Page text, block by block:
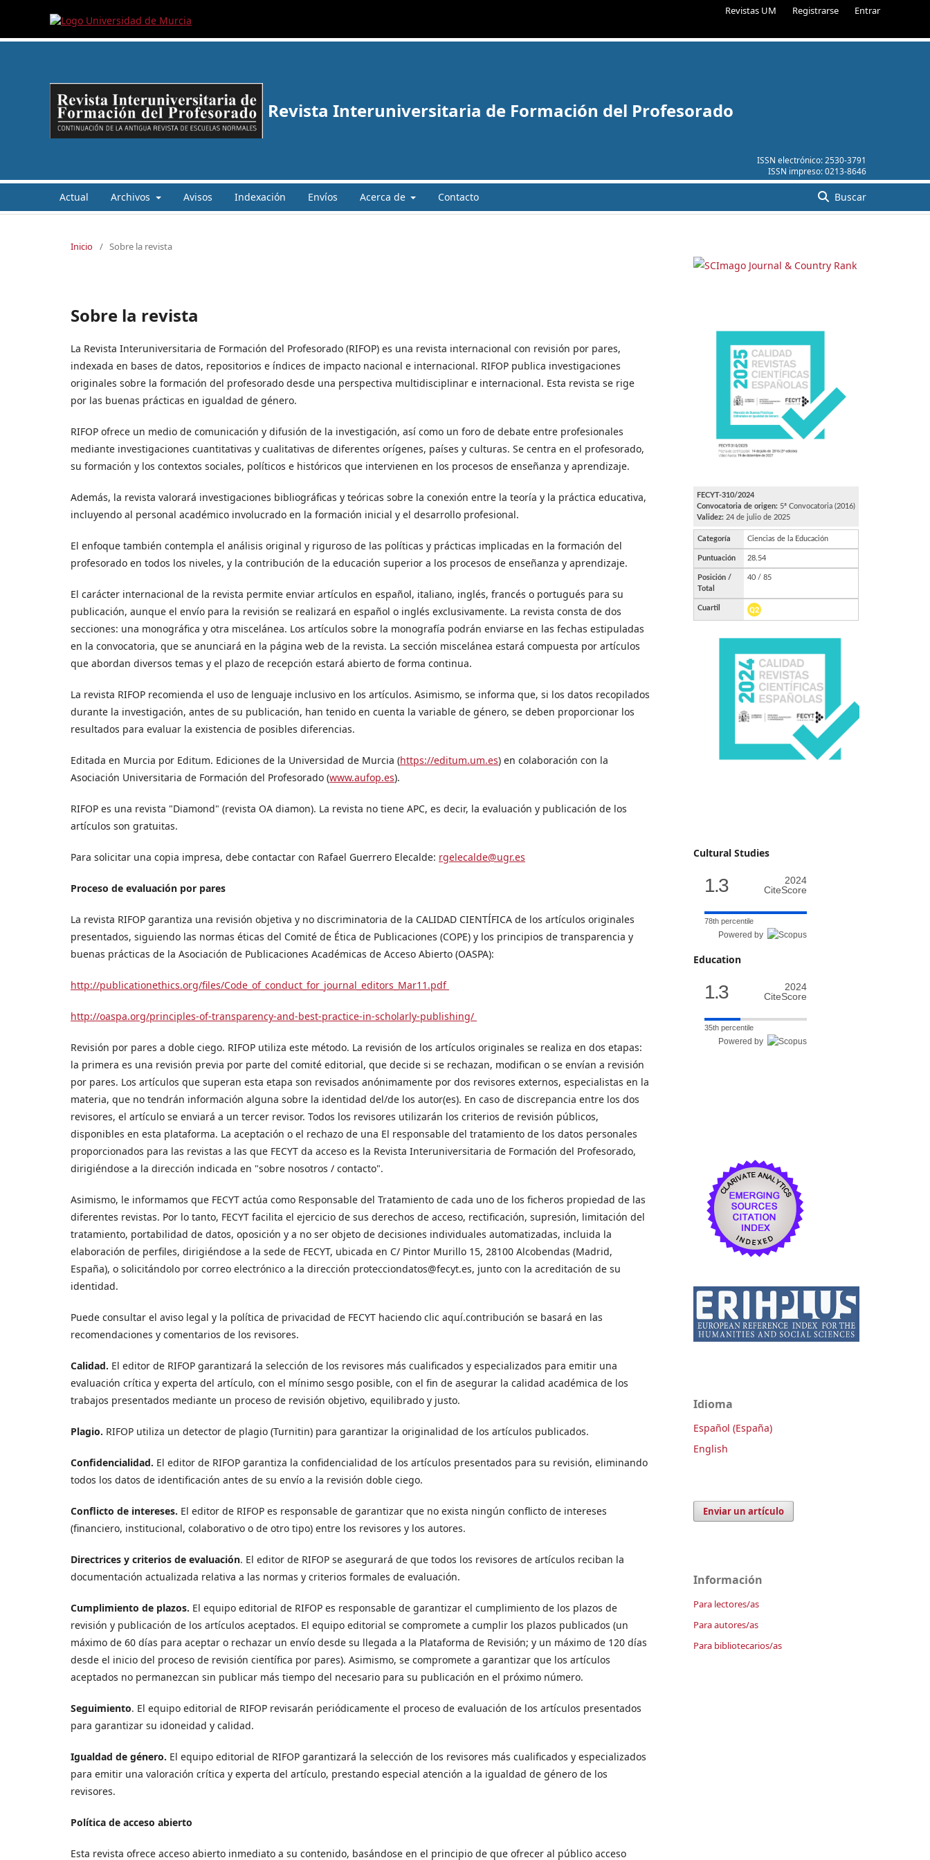
Revistas UM Registrarse Entrar
ISSN electrónico: 2530-3791
ISSN impreso:0213-8646
Revista Interuniversitaria de Formación del Profesorado
Actual Archivos Avisos Indexación Envíos Acerca de Contacto Buscar
Inicio / Sobre la revista
Sobre la revista
La Revista Interuniversitaria de Formación del Profesorado (RIFOP) es una revista internacional con revisión por pares,
indexada en bases de datos, repositorios e índices de impacto nacional e internacional. RIFOP publica investigaciones
originales sobre la formación del profesorado desde una perspectiva multidisciplinar e internacional. Esta revista se rige
por las buenas prácticas en igualdad de género.
RIFOP ofrece un medio de comunicación y difusión de la investigación, así como un foro de debate entre profesionales
mediante investigaciones cuantitativas y cualitativas de diferentes orígenes, países y culturas. Se centra en el profesorado,
su formación y los contextos sociales, políticos e históricos que intervienen en los procesos de enseñanza y aprendizaje.
Además, la revista valorará investigaciones bibliográficas y teóricas sobre la conexión entre la teoría y la práctica educativa,
incluyendo al personal académico involucrado en la formación inicial y el desarrollo profesional.
El enfoque también contempla el análisis original y riguroso de las políticas y prácticas implicadas en la formación del
profesorado en todos los niveles, y la contribución de la educación superior a los procesos de enseñanza y aprendizaje.
El carácter internacional de la revista permite enviar artículos en español, italiano, inglés, francés o portugués para su
publicación, aunque el envío para la revisión se realizará en español o inglés exclusivamente. La revista consta de dos
secciones: una monográfica y otra miscelánea. Los artículos sobre la monografía podrán enviarse en las fechas estipuladas
en la convocatoria, que se anunciará en la página web de la revista. La sección miscelánea estará compuesta por artículos
que abordan diversos temas y el plazo de recepción estará abierto de forma continua.
La revista RIFOP recomienda el uso de lenguaje inclusivo en los artículos. Asimismo, se informa que, si los datos recopilados
durante la investigación, antes de su publicación, han tenido en cuenta la variable de género, se deben proporcionar los
resultados para evaluar la existencia de posibles diferencias.
Editada en Murcia por Editum. Ediciones de la Universidad de Murcia (https://editum.um.es) en colaboración con la
Asociación Universitaria de Formación del Profesorado (www.aufop.es).
RIFOP es una revista "Diamond" (revista OA diamon). La revista no tiene APC, es decir, la evaluación y publicación de los
artículos son gratuitas.
Para solicitar una copia impresa, debe contactar con Rafael Guerrero Elecalde: rgelecalde@ugr.es
Proceso de evaluación por pares
La revista RIFOP garantiza una revisión objetiva y no discriminatoria de la CALIDAD CIENTÍFICA de los artículos originales
presentados, siguiendo las normas éticas del Comité de Ética de Publicaciones (COPE) y los principios de transparencia y
buenas prácticas de la Asociación de Publicaciones Académicas de Acceso Abierto (OASPA):
http://publicationethics.org/files/Code_of_conduct_for_journal_editors_Mar11.pdf
http://oaspa.org/principles-of-transparency-and-best-practice-in-scholarly-publishing/
Revisión por pares a doble ciego. RIFOP utiliza este método. La revisión de los artículos originales se realiza en dos etapas:
la primera es una revisión previa por parte del comité editorial, que decide si se rechazan, modifican o se envían a revisión
por pares. Los artículos que superan esta etapa son revisados ​​anónimamente por dos revisores externos, especialistas en la
materia, que no tendrán información alguna sobre la identidad del/de los autor(es). En caso de discrepancia entre los dos
revisores, el artículo se enviará a un tercer revisor. Todos los revisores utilizarán los criterios de revisión públicos,
disponibles en esta plataforma. La aceptación o el rechazo de una El responsable del tratamiento de los datos personales
proporcionados para las revistas a las que FECYT da acceso es la Revista Interuniversitaria de Formación del Profesorado,
dirigiéndose a la dirección indicada en "sobre nosotros / contacto".
Asimismo, le informamos que FECYT actúa como Responsable del Tratamiento de cada uno de los ficheros propiedad de las
diferentes revistas. Por lo tanto, FECYT facilita el ejercicio de sus derechos de acceso, rectificación, supresión, limitación del
tratamiento, portabilidad de datos, oposición y a no ser objeto de decisiones individuales automatizadas, incluida la
elaboración de perfiles, dirigiéndose a la sede de FECYT, ubicada en C/ Pintor Murillo 15, 28100 Alcobendas (Madrid,
España), o solicitándolo por correo electrónico a la dirección protecciondatos@fecyt.es, junto con la acreditación de su
identidad.
Puede consultar el aviso legal y la política de privacidad de FECYT haciendo clic aquí.contribución se basará en las
recomendaciones y comentarios de los revisores.
Calidad. El editor de RIFOP garantizará la selección de los revisores más cualificados y especializados para emitir una
evaluación crítica y experta del artículo, con el mínimo sesgo posible, con el fin de asegurar la calidad académica de los
trabajos presentados mediante un proceso de revisión objetivo, equilibrado y justo.
Plagio. RIFOP utiliza un detector de plagio (Turnitin) para garantizar la originalidad de los artículos publicados.
Confidencialidad. El editor de RIFOP garantiza la confidencialidad de los artículos presentados para su revisión, eliminando
todos los datos de identificación antes de su envío a la revisión doble ciego.
Conflicto de intereses. El editor de RIFOP es responsable de garantizar que no exista ningún conflicto de intereses
(financiero, institucional, colaborativo o de otro tipo) entre los revisores y los autores.
Directrices y criterios de evaluación. El editor de RIFOP se asegurará de que todos los revisores de artículos reciban la
documentación actualizada relativa a las normas y criterios formales de evaluación.
Cumplimiento de plazos. El equipo editorial de RIFOP es responsable de garantizar el cumplimiento de los plazos de
revisión y publicación de los artículos aceptados. El equipo editorial se compromete a cumplir los plazos publicados (un
máximo de 60 días para aceptar o rechazar un envío desde su llegada a la Plataforma de Revisión; y un máximo de 120 días
desde el inicio del proceso de revisión científica por pares). Asimismo, se compromete a garantizar que los artículos
aceptados no permanezcan sin publicar más tiempo del necesario para su publicación en el próximo número.
Seguimiento. El equipo editorial de RIFOP revisarán periódicamente el proceso de evaluación de los artículos presentados
para garantizar su idoneidad y calidad.
Igualdad de género. El equipo editorial de RIFOP garantizará la selección de los revisores más cualificados y especializados
para emitir una valoración crítica y experta del artículo, prestando especial atención a la igualdad de género de los
revisores.
Política de acceso abierto
Esta revista ofrece acceso abierto inmediato a su contenido, basándose en el principio de que ofrecer al público acceso
Cultural Studies
1.3
2024
CiteScore
78th percentile
Powered by
Education
1.3
2024
CiteScore
35th percentile
Powered by
Idioma
Español (España)
English
Enviar un artículo
Información
Para lectores/as
Para autores/as
Para bibliotecarios/as